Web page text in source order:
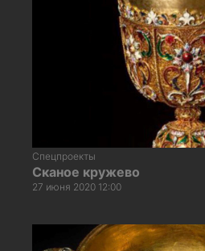
Спецпроекты
Сканое кружево
27 июня 2020 12:00